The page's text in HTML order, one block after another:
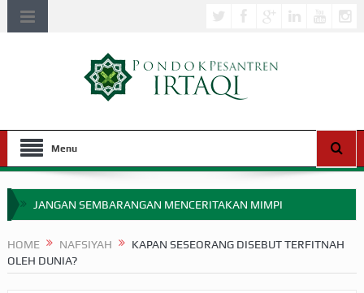
Menu
JANGAN SEMBARANGAN MENCERITAKAN MIMPI
MIMPI YANG DIABAIKAN MENJELANG PERANG BADAR
HOME NAFSIYAH
KAPAN SESEORANG DISEBUT TERFITNAH
OLEH DUNIA?